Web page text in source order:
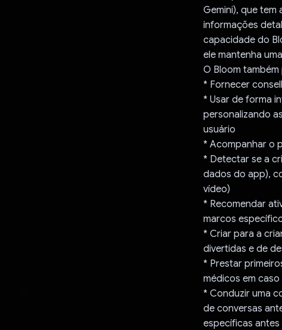
Gemini), que
informações
capacidade do
ele mantenha
O Bloom também
* Fornecer
* Usar de forma
personalizando
usuário
* Acompanhar o
* Detectar se a
dados do app),
vídeo)
* Recomendar
marcos
* Criar para a
divertidas e de
* Prestar
médicos em
* Conduzir uma
de conversas
específicas